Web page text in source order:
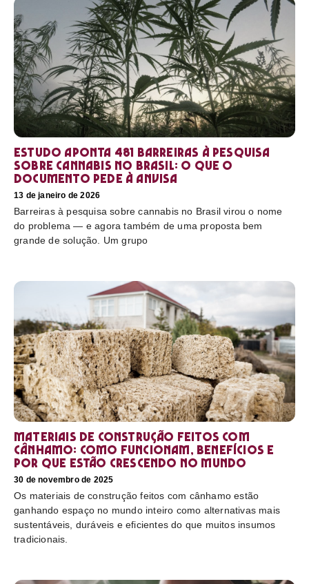
Estudo aponta 481 barreiras à pesquisa
sobre cannabis no Brasil: o que o
documento pede à Anvisa
13 de janeiro de 2026
Barreiras à pesquisa sobre cannabis no Brasil virou o nome
do problema — e agora também de uma proposta bem
grande de solução. Um grupo
Materiais de construção feitos com
cânhamo: como funcionam, benefícios e
por que estão crescendo no mundo
30 de novembro de 2025
Os materiais de construção feitos com cânhamo estão
ganhando espaço no mundo inteiro como alternativas mais
sustentáveis, duráveis e eficientes do que muitos insumos
tradicionais.